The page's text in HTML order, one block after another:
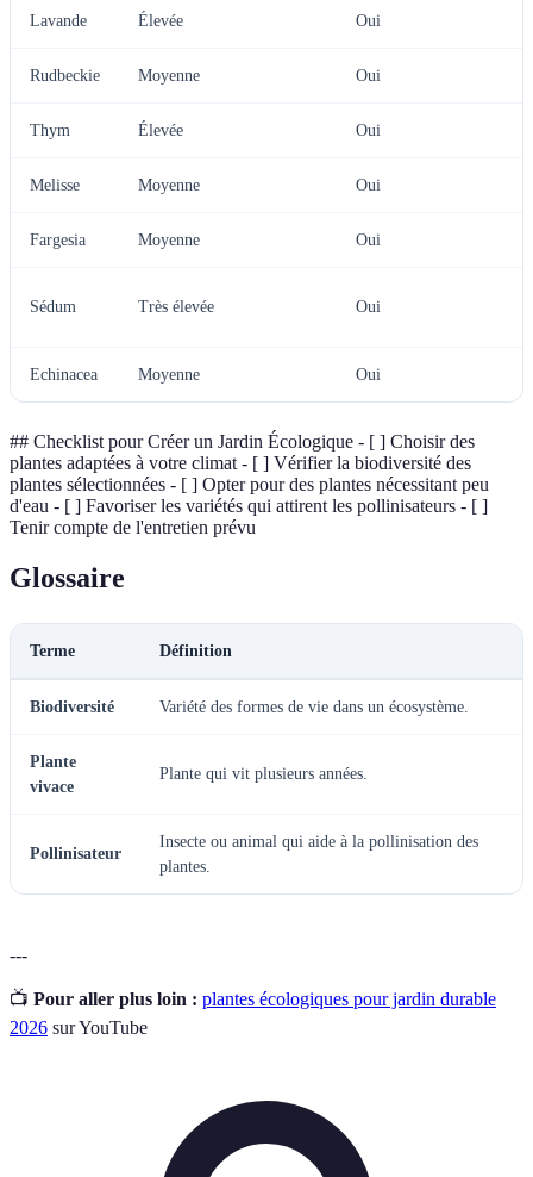
Lavande Élevée Oui
Rudbeckie Moyenne Oui
Thym Élevée Oui
Melisse Moyenne Oui
Fargesia Moyenne Oui
Sédum Très élevée Oui
Echinacea Moyenne Oui
## Checklist pour Créer un Jardin Écologique - [ ] Choisir des
plantes adaptées à votre climat - [ ] Vérifier la biodiversité des
plantes sélectionnées - [ ] Opter pour des plantes nécessitant peu
d'eau - [ ] Favoriser les variétés qui attirent les pollinisateurs - [ ]
Tenir compte de l'entretien prévu
Glossaire
Terme Définition
Biodiversité Variété des formes de vie dans un écosystème.
Plante
vivace
Plante qui vit plusieurs années.
Pollinisateur
Insecte ou animal qui aide à la pollinisation des
plantes.
---
📺 Pour aller plus loin : plantes écologiques pour jardin durable
2026 sur YouTube